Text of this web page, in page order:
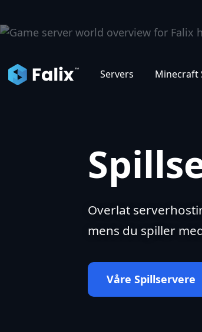
Servers Minecraft
Overlat
mens du spiller
Våre Spillservere